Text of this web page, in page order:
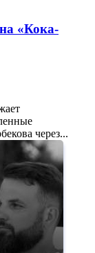
«Кока-
через...